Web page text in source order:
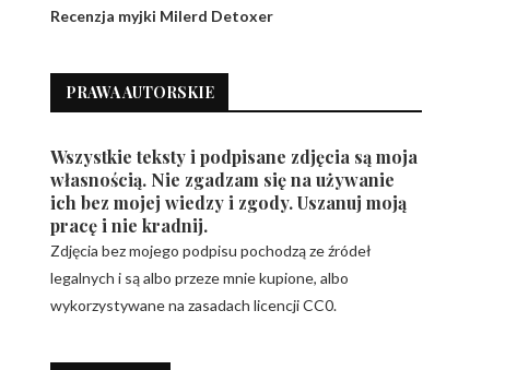
Recenzja myjki Milerd Detoxer
PRAWA AUTORSKIE
Wszystkie teksty i podpisane zdjęcia są moja
własnością. Nie zgadzam się na używanie
ich bez mojej wiedzy i zgody. Uszanuj moją
pracę i nie kradnij.
Zdjęcia bez mojego podpisu pochodzą ze źródeł
legalnych i są albo przeze mnie kupione, albo
wykorzystywane na zasadach licencji CC0.